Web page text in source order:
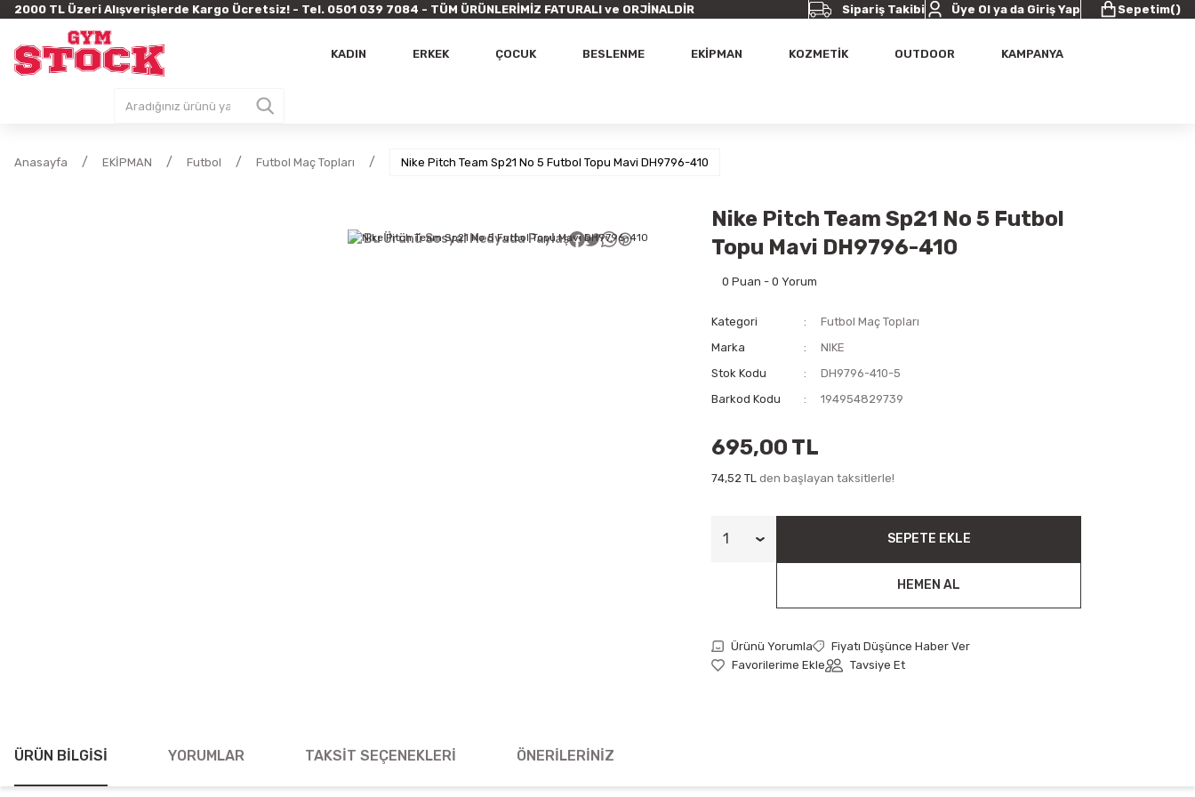
2000 TL Üzeri Alışverişlerde Kargo Ücretsiz! - Tel. 0501 039 7084 - TÜM ÜRÜNLERİMİZ FATURALI ve ORJİNALDİR Sipariş Takibi Üye Ol ya da Giriş Yap Sepetim()
KADIN ERKEK ÇOCUK BESLENME EKİPMAN KOZMETİK OUTDOOR KAMPANYA
Anasayfa EKİPMAN Futbol Futbol Maç Topları Nike Pitch Team Sp21 No 5 Futbol Topu Mavi DH9796-410
Bu Ürünü Sosyal Medyada Paylaş
Nike Pitch Team Sp21 No 5 Futbol
Topu Mavi DH9796-410
0 Puan - 0 Yorum
Kategori
Futbol Maç Topları
Marka
NIKE
Stok Kodu
DH9796-410-5
Barkod Kodu
194954829739
695,00 TL
74,52 TL den başlayan taksitlerle!
SEPETE EKLE
HEMEN AL
Ürünü Yorumla
Fiyatı Düşünce Haber Ver
Tavsiye Et
ÜRÜN BILGISI YORUMLAR TAKSIT SEÇENEKLERI ÖNERILERINIZ